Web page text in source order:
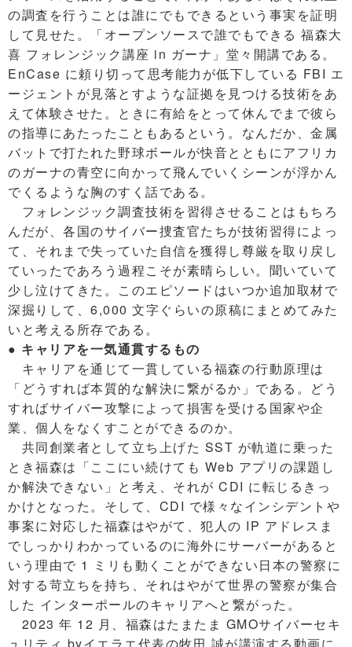
の調査を行うことは誰にでもできるという事実を証明
して見せた。「オープンソースで誰でもできる 福森大
喜 フォレンジック講座 in ガーナ」堂々開講である。
EnCase に頼り切って思考能力が低下している FBI エ
ージェントが見落とすような証拠を見つける技術をあ
えて体験させた。ときに有給をとって休んでまで彼ら
の指導にあたったこともあるという。なんだか、金属
バットで打たれた野球ボールが快音とともにアフリカ
のガーナの青空に向かって飛んでいくシーンが浮かん
でくるような胸のすく話である。
フォレンジック調査技術を習得させることはもちろ
んだが、各国のサイバー捜査官たちが技術習得によっ
て、それまで失っていた自信を獲得し尊厳を取り戻し
ていったであろう過程こそが素晴らしい。聞いていて
少し泣けてきた。このエピソードはいつか追加取材で
深掘りして、6,000 文字ぐらいの原稿にまとめてみた
いと考える所存である。
● キャリアを一気通貫するもの
キャリアを通じて一貫している福森の行動原理は
「どうすれば本質的な解決に繋がるか」である。どう
すればサイバー攻撃によって損害を受ける国家や企
業、個人をなくすことができるのか。
共同創業者として立ち上げた SST が軌道に乗った
とき福森は「ここにい続けても Web アプリの課題し
か解決できない」と考え、それが CDI に転じるきっ
かけとなった。そして、CDI で様々なインシデントや
事案に対応した福森はやがて、犯人の IP アドレスま
でしっかりわかっているのに海外にサーバーがあると
いう理由で 1 ミリも動くことができない日本の警察に
対する苛立ちを持ち、それはやがて世界の警察が集合
した インターポールのキャリアへと繋がった。
2023 年 12 月、福森はたまたま GMOサイバーセキ